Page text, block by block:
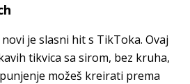
novi je slasni hit s TikToka. Ovaj
tikvica sa sirom, bez kruha,
možeš kreirati prema